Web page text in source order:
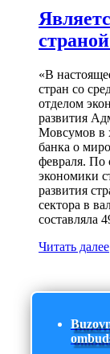
«В
стран со
отделом
развития
Мовсумов в
банка о
февраля. По
экономики
развития
сектора в
составляла
Читать далее